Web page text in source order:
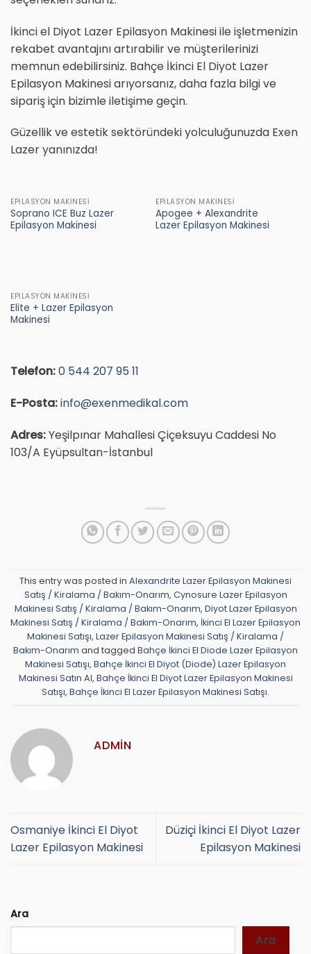
İkinci el Diyot Lazer Epilasyon Makinesi ile işletmenizin
rekabet avantajını artırabilir ve müşterilerinizi
memnun edebilirsiniz. Bahçe İkinci El Diyot Lazer
Epilasyon Makinesi arıyorsanız, daha fazla bilgi ve
sipariş için bizimle iletişime geçin.
Güzellik ve estetik sektöründeki yolculuğunuzda Exen
Lazer yanınızda!
EPILASYON MAKINESI
Soprano ICE Buz Lazer
Epilasyon Makinesi
EPILASYON MAKINESI
Apogee + Alexandrite
Lazer Epilasyon Makinesi
EPILASYON MAKINESI
Elite + Lazer Epilasyon
Makinesi
Telefon:0 544 207 95 11
E-Posta:info@exenmedikal.com
Adres:Yeşilpınar Mahallesi Çiçeksuyu Caddesi No
103/A Eyüpsultan-İstanbul
This entry was posted in Alexandrite Lazer Epilasyon Makinesi
Satış / Kiralama / Bakım-Onarım, Cynosure Lazer Epilasyon
Makinesi Satış / Kiralama / Bakım-Onarım, Diyot Lazer Epilasyon
Makinesi Satış / Kiralama / Bakım-Onarım, İkinci El Lazer Epilasyon
Makinesi Satışı, Lazer Epilasyon Makinesi Satış / Kiralama /
Bakım-Onarım and tagged Bahçe İkinci El Diode Lazer Epilasyon
Makinesi Satışı, Bahçe İkinci El Diyot (Diode) Lazer Epilasyon
Makinesi Satın Al, Bahçe İkinci El Diyot Lazer Epilasyon Makinesi
Satışı, Bahçe İkinci El Lazer Epilasyon Makinesi Satışı.
ADMIN
Osmaniye İkinci El Diyot
Lazer Epilasyon Makinesi
Düziçi İkinci El Diyot Lazer
Epilasyon Makinesi
Ara
Ara